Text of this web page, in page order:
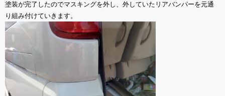
塗装が完了したのでマスキングを外し、外していたリアバンパーを元通
り組み付けていきます。